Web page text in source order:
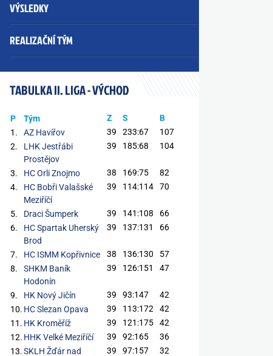
VÝSLEDKY
REALIZAČNÍ TÝM
TABULKA II. LIGA - VÝCHOD
P Tým Z S
B
1.
AZ Havířov 39 233:67
107
2.
LHK Jestřábi
Prostějov
39 185:68 104
3. HC Orli Znojmo 38 169:75
82
4.
HC Bobři Valašské
Meziříčí
39 114:114 70
5. Draci Šumperk 39 141:108
66
6.
HC Spartak Uherský
Brod
39 137:131 66
7. HC ISMM Kopřivnice 38 136:130
57
8.
SHKM Baník
Hodonín
39 126:151 47
9. HK Nový Jičín 39 93:147
42
10. HC Slezan Opava 39 113:172
42
11. HK Kroměříž 39 121:175
42
12. HHK Velké Meziříčí 39 92:165
36
13. SKLH Žďár nad
39 97:157 32